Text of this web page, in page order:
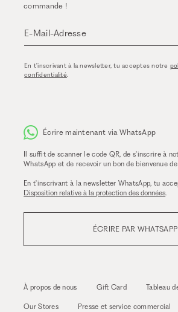
commande !
E-Mail-Adresse
En t'inscrivant à la newsletter, tu acceptes notre
confidentialité.
Écrire maintenant via WhatsApp
Il suffit de scanner le code QR, de s'inscrire à
WhatsApp et de recevoir un bon de bienvenue de
En t'inscrivant à la newsletter WhatsApp, tu
Disposition relative à la protection des données
ÉCRIRE PAR WHATSAPP
À propos de nous Gift Card Tableau
Our Stores Presse et service commercial